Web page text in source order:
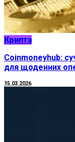
Крипта
Coinmoneyhub:
для щоденних
15.03.2026